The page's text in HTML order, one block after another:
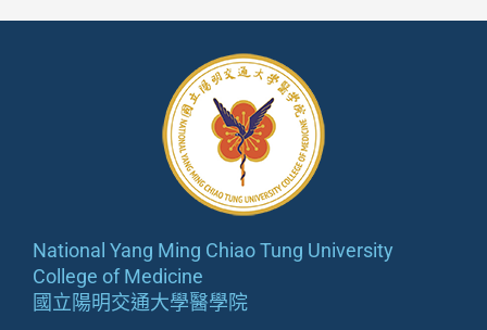
National Yang Ming Chiao Tung University
College of Medicine
國立陽明交通大學醫學院